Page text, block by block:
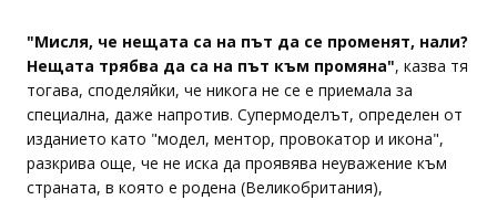
"Мисля, че нещата са на път да се променят, нали?
Нещата трябва да са на път към промяна", казва тя
тогава, споделяйки, че никога не се е приемала за
специална, даже напротив. Супермоделът, определен от
изданието като "модел, ментор, провокатор и икона",
разкрива още, че не иска да проявява неуважение към
страната, в която е родена (Великобритания),